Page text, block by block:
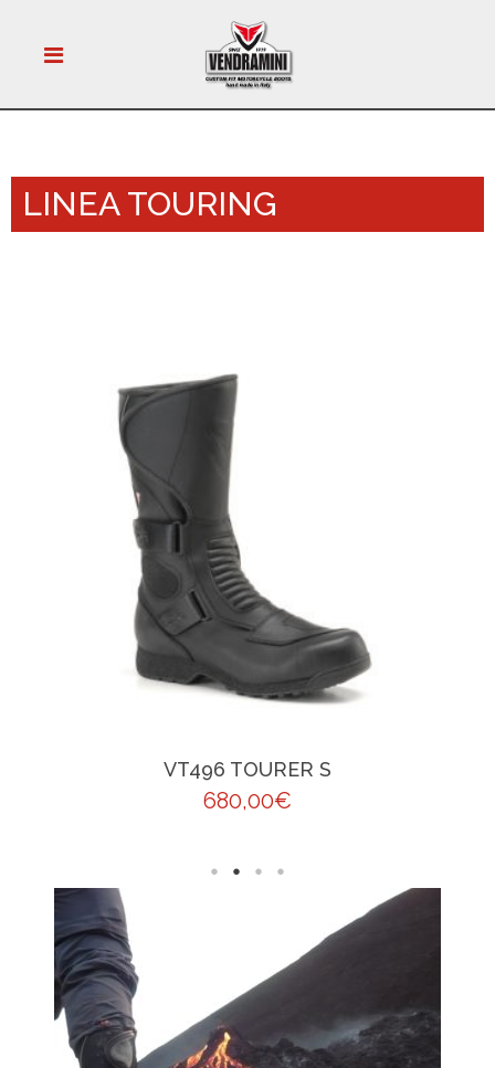
LINEA TOURING
VT496 TOURER S
680,00€